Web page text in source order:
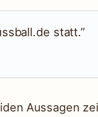
statt.”
Aussagen